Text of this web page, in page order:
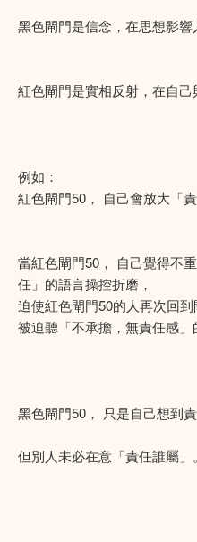
黑色閘門是信念，在思想影響
紅色閘門是實相反射，在自己
例如：
紅色閘門50， 自己會放大「責
當紅色閘門50， 自己覺得不
任」的語言操控折磨，
迫使紅色閘門50的人再次回
被迫聽「不承擔，無責任感」
黑色閘門50， 只是自己想到
但別人未必在意「責任誰屬」。